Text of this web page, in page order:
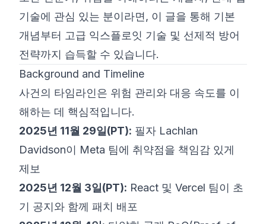
기술에 관심 있는 분이라면, 이 글을 통해 기본
개념부터 고급 익스플로잇 기술 및 선제적 방어
전략까지 습득할 수 있습니다.
Background and Timeline
사건의 타임라인은 위험 관리와 대응 속도를 이
해하는 데 핵심적입니다.
2025년 11월 29일(PT): 필자 Lachlan
Davidson이 Meta 팀에 취약점을 책임감 있게
제보
2025년 12월 3일(PT): React 및 Vercel 팀이 초
기 공지와 함께 패치 배포